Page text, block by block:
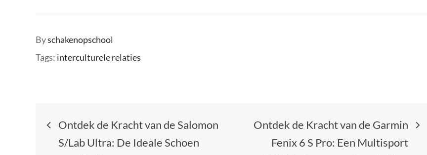
Byschakenopschool
Tags: interculturele relaties
Berichtnavigatie
Ontdek de Kracht van de Salomon
S/Lab Ultra: De Ideale Schoen
Ontdek de Kracht van de Garmin
Fenix 6 S Pro: Een Multisport